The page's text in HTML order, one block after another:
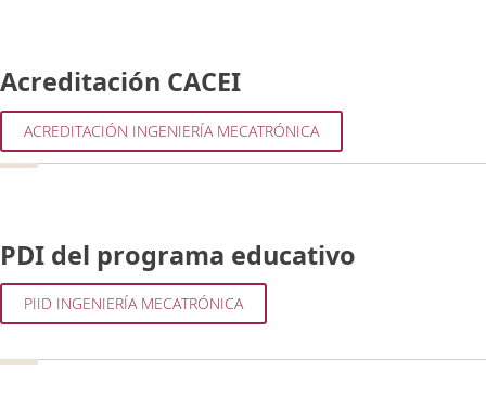
Acreditación CACEI
ACREDITACIÓN INGENIERÍA MECATRÓNICA
PDI del programa educativo
PIID INGENIERÍA MECATRÓNICA